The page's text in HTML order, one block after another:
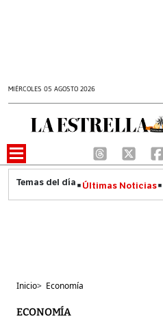
MIÉRCOLES 05 AGOSTO 2026
Últimas Noticias
Inicio> Economía
ECONOMÍA